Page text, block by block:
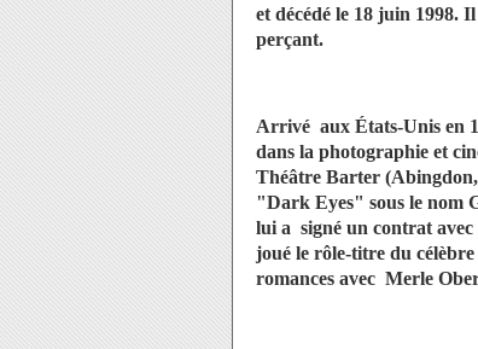
et décédé le 18 juin 1998.
perçant.
Arrivé aux États-Unis en
dans la photographie et
Théâtre Barter
"Dark Eyes" sous le nom
lui a signé un contrat
joué le rôle-titre du
romances avec Merle